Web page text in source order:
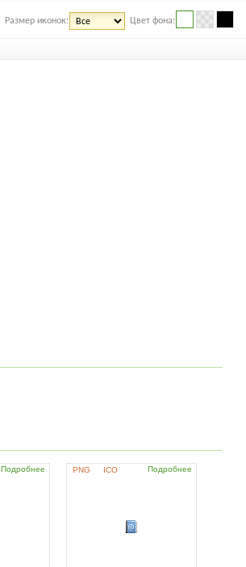
Размер иконок: Цвет фона:
Подробнее PNG ICO Подробнее